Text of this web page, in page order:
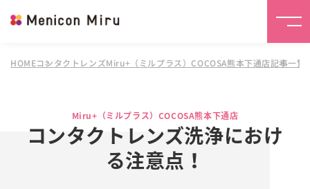
HOMEコンタクトレンズMiru+（ミルプラス）COCOSA熊本下通店記事一覧
Miru+（ミルプラス）COCOSA熊本下通店
コンタクトレンズ洗浄におけ
る注意点！